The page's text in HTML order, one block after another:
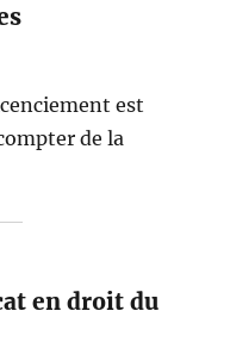
est
de la
en droit du